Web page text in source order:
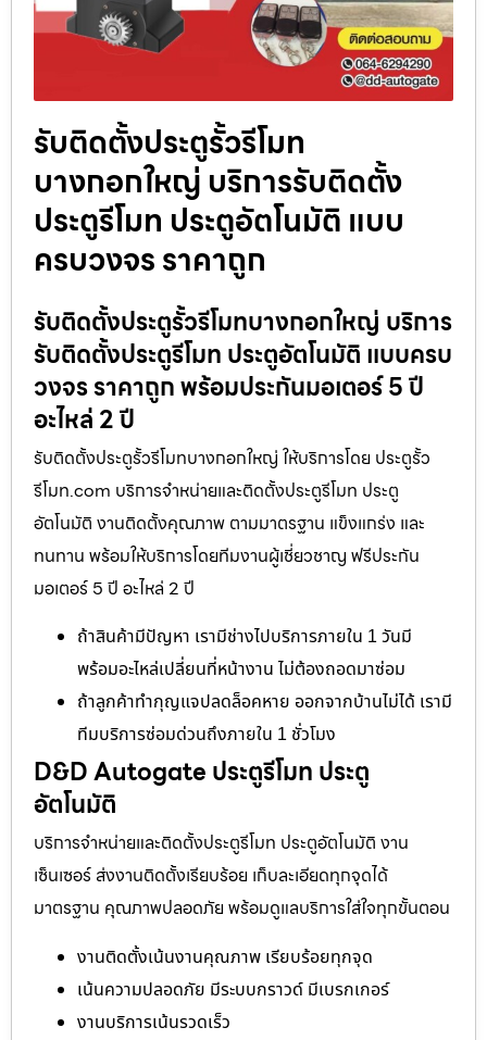
รับติดตั้งประตูรั้วรีโมท
บางกอกใหญ่ บริการรับติดตั้ง
ประตูรีโมท ประตูอัตโนมัติ แบบ
ครบวงจร ราคาถูก
รับติดตั้งประตูรั้วรีโมทบางกอกใหญ่ บริการ
รับติดตั้งประตูรีโมท ประตูอัตโนมัติ แบบครบ
วงจร ราคาถูก พร้อมประกันมอเตอร์ 5 ปี
อะไหล่ 2 ปี
รับติดตั้งประตูรั้วรีโมทบางกอกใหญ่ ให้บริการโดย ประตูรั้ว
รีโมท.com บริการจำหน่ายและติดตั้งประตูรีโมท ประตู
อัตโนมัติ งานติดตั้งคุณภาพ ตามมาตรฐาน แข็งแกร่ง และ
ทนทาน พร้อมให้บริการโดยทีมงานผู้เชี่ยวชาญ ฟรีประกัน
มอเตอร์ 5 ปี อะไหล่ 2 ปี
ถ้าสินค้ามีปัญหา เรามีช่างไปบริการภายใน 1 วันมี
พร้อมอะไหล่เปลี่ยนที่หน้างาน ไม่ต้องถอดมาซ่อม
ถ้าลูกค้าทำกุญแจปลดล็อคหาย ออกจากบ้านไม่ได้ เรามี
ทีมบริการซ่อมด่วนถึงภายใน 1 ชั่วโมง
D&D Autogate ประตูรีโมท ประตู
อัตโนมัติ
บริการจำหน่ายและติดตั้งประตูรีโมท ประตูอัตโนมัติ งาน
เซ็นเซอร์ ส่งงานติดตั้งเรียบร้อย เก็บละเอียดทุกจุดได้
มาตรฐาน คุณภาพปลอดภัย พร้อมดูแลบริการใส่ใจทุกขั้นตอน
งานติดตั้งเน้นงานคุณภาพ เรียบร้อยทุกจุด
เน้นความปลอดภัย มีระบบกราวด์ มีเบรกเกอร์
งานบริการเน้นรวดเร็ว